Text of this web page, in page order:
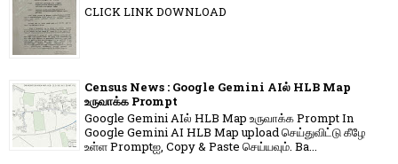
CLICK LINK DOWNLOAD
Census News : Google Gemini AIல் HLB Map
உருவாக்க Prompt
Google Gemini AIல் HLB Map உருவாக்க Prompt In
Google Gemini AI HLB Map upload செய்துவிட்டு கீழே
உள்ள Promptஐ, Copy & Paste செய்யவும். Ba...